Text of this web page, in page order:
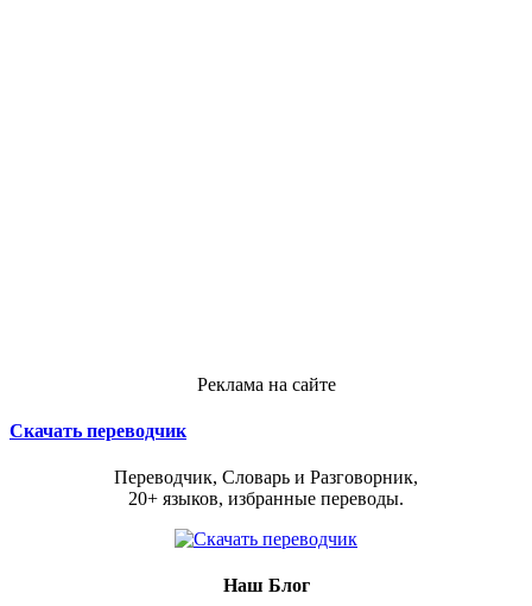
Реклама на сайте
Скачать переводчик
Переводчик, Словарь и Разговорник,
20+ языков, избранные переводы.
Наш Блог